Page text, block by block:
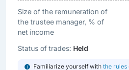
Size of the remuneration of
the trustee manager, % of
net income
Status of trades: Held
Familiarize yourself with the rules